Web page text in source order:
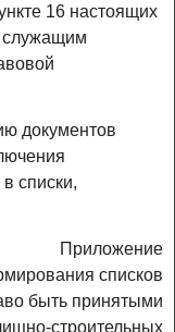
16 настоящих
служащим
документов
списки,
Приложение
списков
быть принятыми
строительных